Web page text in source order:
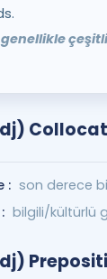
: son derece
bilgili/kültürlü